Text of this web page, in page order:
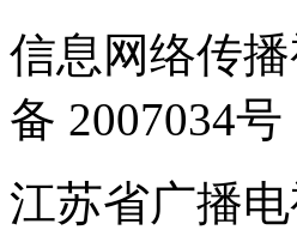
信息网络传
备 2007034号
江苏省广播